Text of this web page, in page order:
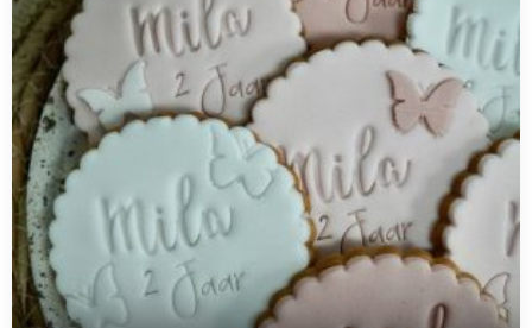
Cursussen
Gratis
Outlet